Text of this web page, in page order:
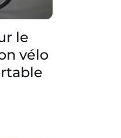
le
vélo